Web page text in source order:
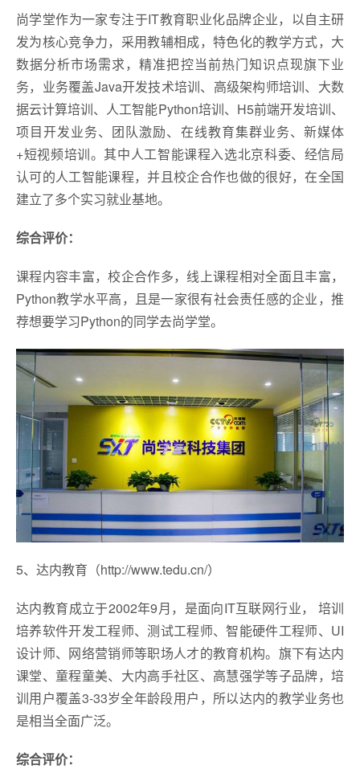
尚学堂作为一家专注于IT教育职业化品牌企业，以自主研
发为核心竞争力，采用教辅相成，特色化的教学方式，大
数据分析市场需求，精准把控当前热门知识点现旗下业
务，业务覆盖Java开发技术培训、高级架构师培训、大数
据云计算培训、人工智能Python培训、H5前端开发培训、
项目开发业务、团队激励、在线教育集群业务、新媒体
+短视频培训。其中人工智能课程入选北京科委、经信局
认可的人工智能课程，并且校企合作也做的很好，在全国
建立了多个实习就业基地。
综合评价：
课程内容丰富，校企合作多，线上课程相对全面且丰富，
Python教学水平高，且是一家很有社会责任感的企业，推
荐想要学习Python的同学去尚学堂。
5、达内教育（http://www.tedu.cn/）
达内教育成立于2002年9月，是面向IT互联网行业， 培训
培养软件开发工程师、测试工程师、智能硬件工程师、UI
设计师、网络营销师等职场人才的教育机构。旗下有达内
课堂、童程童美、大内高手社区、高慧强学等子品牌，培
训用户覆盖3-33岁全年龄段用户，所以达内的教学业务也
是相当全面广泛。
综合评价：